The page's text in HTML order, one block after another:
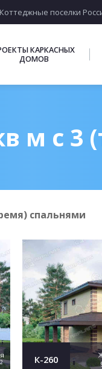
Коттеджные поселки
КАРКАСНЫХ
ДОМОВ
м с 3
спальнями
2 К-260